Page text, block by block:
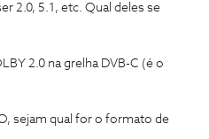
2.0, 5.1, etc. Qual deles se
2.0 na grelha DVB-C (é o
sejam qual for o formato de